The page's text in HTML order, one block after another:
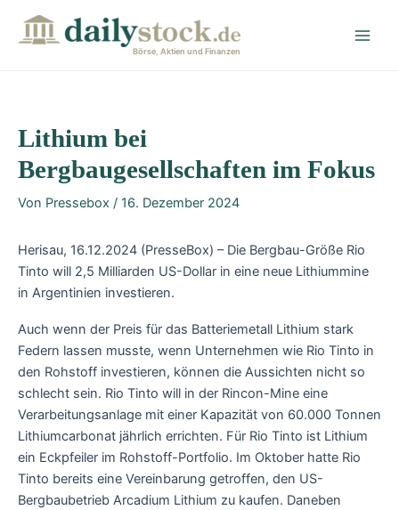
Börse, Aktien und Finanzen
Lithium bei
Bergbaugesellschaften im Fokus
Von Pressebox / 16. Dezember 2024
Herisau, 16.12.2024 (PresseBox) – Die Bergbau-Größe Rio
Tinto will 2,5 Milliarden US-Dollar in eine neue Lithiummine
in Argentinien investieren.
Auch wenn der Preis für das Batteriemetall Lithium stark
Federn lassen musste, wenn Unternehmen wie Rio Tinto in
den Rohstoff investieren, können die Aussichten nicht so
schlecht sein. Rio Tinto will in der Rincon-Mine eine
Verarbeitungsanlage mit einer Kapazität von 60.000 Tonnen
Lithiumcarbonat jährlich errichten. Für Rio Tinto ist Lithium
ein Eckpfeiler im Rohstoff-Portfolio. Im Oktober hatte Rio
Tinto bereits eine Vereinbarung getroffen, den US-
Bergbaubetrieb Arcadium Lithium zu kaufen. Daneben